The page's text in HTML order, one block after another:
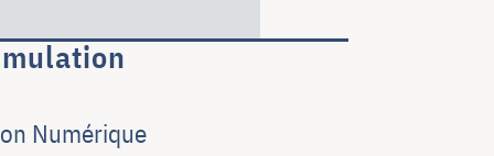
Numérique